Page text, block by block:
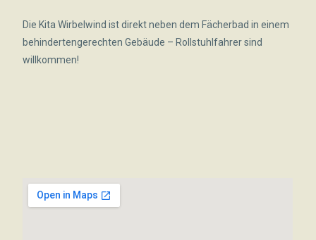
Die Kita Wirbelwind ist direkt neben dem Fächerbad in einem
behindertengerechten Gebäude – Rollstuhlfahrer sind
willkommen!